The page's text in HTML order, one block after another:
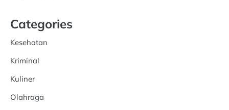
Categories
Kesehatan
Kriminal
Kuliner
Olahraga